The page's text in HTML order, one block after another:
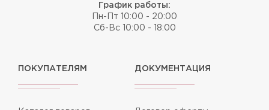
График работы:
Пн-Пт 10:00 - 20:00
Сб-Вс 10:00 - 18:00
ПОКУПАТЕЛЯМ ДОКУМЕНТАЦИЯ